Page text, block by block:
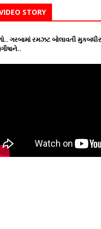
STORY
ગરબામાં રમઝટ બોલાવતી